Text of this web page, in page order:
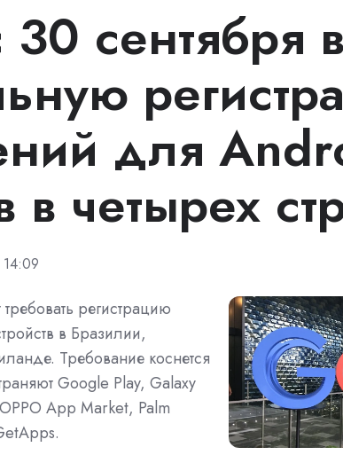
сентября
для
в четырех
регистрацию
в Бразилии,
Требование коснется
Google Play, Galaxy
App Market, Palm